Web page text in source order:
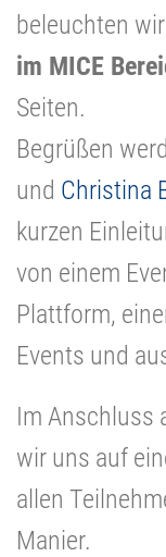
beleuchten
im MICE
Seiten.
Begrüßen
und Christina
kurzen
von einem
Plattform,
Events und
Im Anschluss
wir uns auf
allen
Manier.